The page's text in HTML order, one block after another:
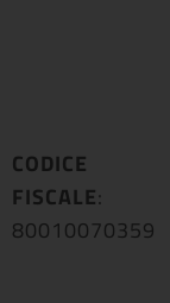
CODICE
FISCALE:
80010070359